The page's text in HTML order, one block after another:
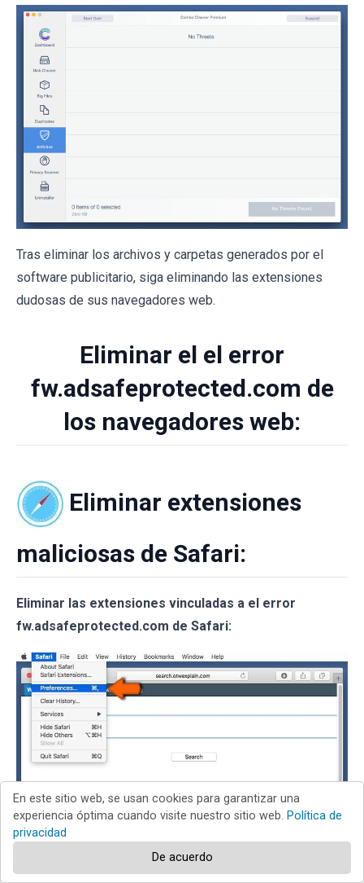
Tras eliminar los archivos y carpetas generados por el
software publicitario, siga eliminando las extensiones
dudosas de sus navegadores web.
Eliminar el el error
fw.adsafeprotected.com de
los navegadores web:
Eliminar extensiones
maliciosas de Safari:
Eliminar las extensiones vinculadas a el error
fw.adsafeprotected.com de Safari:
Abra el navegador Safari; desde la barra de menú,
" y haga clic en "
En este sitio web, se usan cookies para garantizar una
experiencia óptima cuando visite nuestro sitio web. Política de
privacidad
De acuerdo